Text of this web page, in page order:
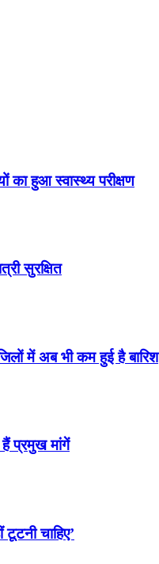
का हुआ स्वास्थ्य परीक्षण
सुरक्षित
में अब भी कम हुई है बारिश
प्रमुख मांगें
चाहिए’